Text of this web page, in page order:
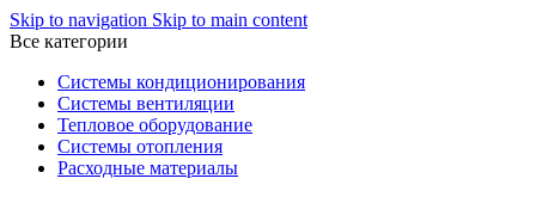
Skip to navigation Skip to main content
Все категории
Системы кондиционирования
Системы вентиляции
Тепловое оборудование
Системы отопления
Расходные материалы